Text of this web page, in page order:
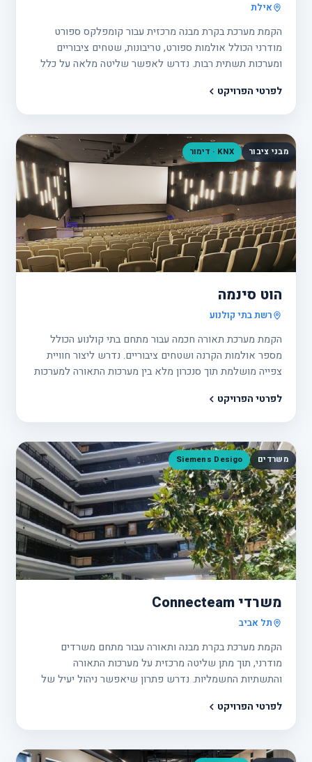
אילת
הקמת מערכת בקרת מבנה מרכזית עבור קומפלקס ספורט
מודרני הכולל אולמות ספורט, טריבונות, שטחים ציבוריים
ומערכות תשתית רבות. נדרש לאפשר שליטה מלאה על כלל
וניהול מרכזי מתקדם.
לפרטי הפרויקט
מבני ציבור KNX · דימור
הוט סינמה
רשת בתי קולנוע
הקמת מערכת תאורה חכמה עבור מתחם בתי קולנוע הכולל
מספר אולמות הקרנה ושטחים ציבוריים. נדרש ליצור חוויית
צפייה מושלמת תוך סנכרון מלא בין מערכות התאורה למערכות
לפרטי הפרויקט
משרדים Siemens Desigo
משרדי Connecteam
תל אביב
הקמת מערכת בקרת מבנה ותאורה עבור מתחם משרדים
מודרני, תוך מתן שליטה מרכזית על מערכות התאורה
והתשתיות החשמליות. נדרש פתרון שיאפשר ניהול יעיל של
לפרטי הפרויקט